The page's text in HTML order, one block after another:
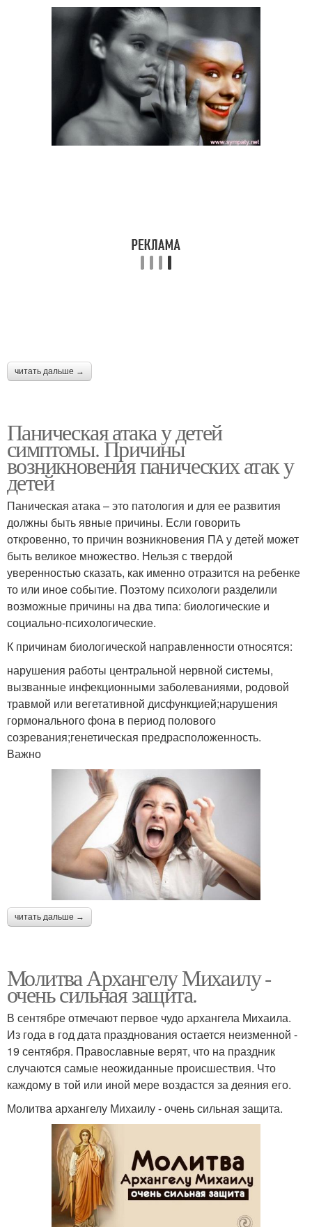
читать дальше →
Паническая атака у детей
симптомы. Причины
возникновения панических атак у
детей
Паническая атака – это патология и для ее развития
должны быть явные причины. Если говорить
откровенно, то причин возникновения ПА у детей может
быть великое множество. Нельзя с твердой
уверенностью сказать, как именно отразится на ребенке
то или иное событие. Поэтому психологи разделили
возможные причины на два типа: биологические и
социально-психологические.
К причинам биологической направленности относятся:
нарушения работы центральной нервной системы,
вызванные инфекционными заболеваниями, родовой
травмой или вегетативной дисфункцией;нарушения
гормонального фона в период полового
созревания;генетическая предрасположенность.
Важно
читать дальше →
Молитва Архангелу Михаилу -
очень сильная защита.
В сентябре отмечают первое чудо архангела Михаила.
Из года в год дата празднования остается неизменной -
19 сентября. Православные верят, что на праздник
случаются самые неожиданные происшествия. Что
каждому в той или иной мере воздастся за деяния его.
Молитва архангелу Михаилу - очень сильная защита.